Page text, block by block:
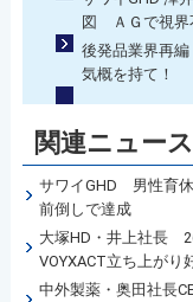
図 ＡＧで視界
後発品業界再
気概を持て！
関連ニュース
サワイGHD 男性育
前倒しで達成
大塚HD・井上社長
VOYXACT立ち上がり
中外製薬・奥田社長